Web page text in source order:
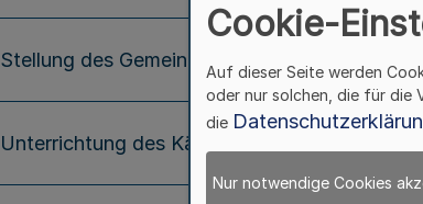
Stellung des Gemeindedirektors
Unterrichtung des Kämmerers
Auf
Cookie-
Auf dieser Seite werden
oder nur solchen, die für die
die
Nur notwendige Cookies